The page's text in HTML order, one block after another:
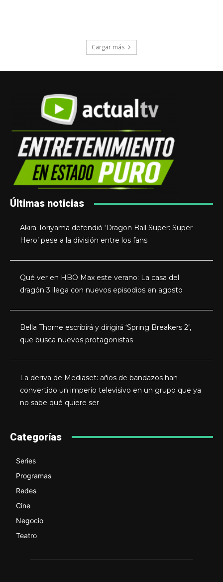
Cargar más
Últimas noticias
Akira Toriyama defendió ‘Dragon Ball Super: Super
Hero’ pese a la división entre los fans
Qué ver en HBO Max este verano: La casa del
dragón 3 llega con nuevos episodios en agosto
Bella Thorne escribirá y dirigirá ‘Spring Breakers 2’,
que busca nuevos protagonistas
La deriva de Mediaset: años de bandazos han
convertido un imperio televisivo en un grupo que ya
no sabe qué quiere ser
Categorías
Series
Programas
Redes
Cine
Negocio
Teatro